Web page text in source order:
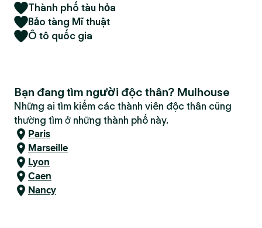
Thành phố tàu hỏa
Bảo tàng Mĩ thuật
Ô tô quốc gia
Bạn đang tìm người độc thân? Mulhouse
Những ai tìm kiếm các thành viên độc thân cũng
thường tìm ở những thành phố này.
Paris
Marseille
Lyon
Caen
Nancy